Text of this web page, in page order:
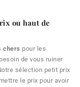
ou haut de
chers pour les
de vous ruiner
sélection petit prix
le prix pour avoir